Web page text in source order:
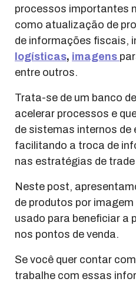
processos importantes
como atualização de
de informações fiscais,
logísticas, imagens
entre outros.
Trata-se de um banco
acelerar processos e
de sistemas internos de
facilitando a troca de
nas estratégias de
Neste post,
de produtos por
usado para beneficiar a
nos pontos de venda.
Se você quer contar
trabalhe com essas